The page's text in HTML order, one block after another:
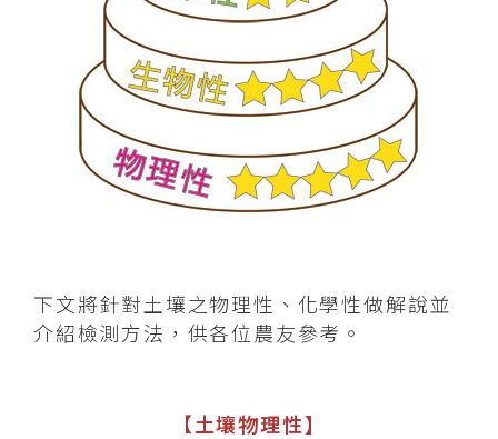
下文將針對土壤之物理性、化學性做解說並
介紹檢測方法，供各位農友參考。
【土壤物理性】